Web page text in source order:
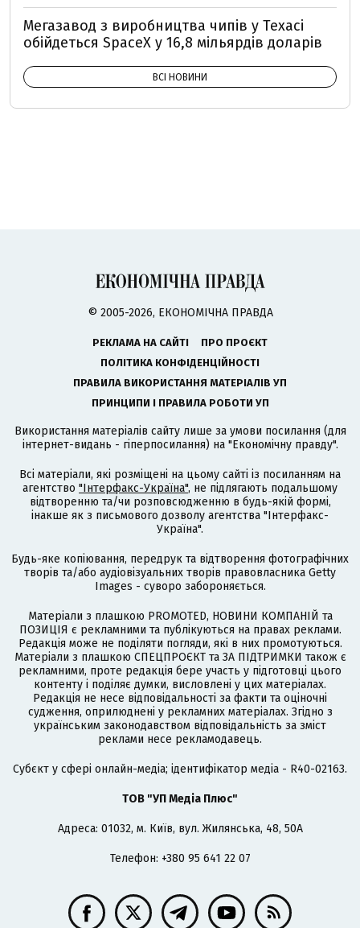
Мегазавод з виробництва чипів у Техасі
обійдеться SpaceX у 16,8 мільярдів доларів
ВСІ НОВИНИ
© 2005-2026, ЕКОНОМІЧНА ПРАВДА
РЕКЛАМА НА САЙТІ
ПРО ПРОЄКТ
ПОЛІТИКА КОНФІДЕНЦІЙНОСТІ
ПРАВИЛА ВИКОРИСТАННЯ МАТЕРІАЛІВ УП
ПРИНЦИПИ І ПРАВИЛА РОБОТИ УП
Використання матеріалів сайту лише за умови посилання (для
інтернет-видань - гіперпосилання) на "Економічну правду".
Всі матеріали, які розміщені на цьому сайті із посиланням на
агентство "Інтерфакс-Україна", не підлягають подальшому
відтворенню та/чи розповсюдженню в будь-якій формі,
інакше як з письмового дозволу агентства "Інтерфакс-
Україна".
Будь-яке копіювання, передрук та відтворення фотографічних
творів та/або аудіовізуальних творів правовласника Getty
Images - суворо забороняється.
Матеріали з плашкою PROMOTED, НОВИНИ КОМПАНІЙ та
ПОЗИЦІЯ є рекламними та публікуються на правах реклами.
Редакція може не поділяти погляди, які в них промотуються.
Матеріали з плашкою СПЕЦПРОЄКТ та ЗА ПІДТРИМКИ також є
рекламними, проте редакція бере участь у підготовці цього
контенту і поділяє думки, висловлені у цих матеріалах.
Редакція не несе відповідальності за факти та оціночні
судження, оприлюднені у рекламних матеріалах. Згідно з
українським законодавством відповідальність за зміст
реклами несе рекламодавець.
Cубєкт у сфері онлайн-медіа; ідентифікатор медіа - R40-02163.
ТОВ "УП Медіа Плюс"
Адреса: 01032, м. Київ, вул. Жилянська, 48, 50А
Телефон: +380 95 641 22 07